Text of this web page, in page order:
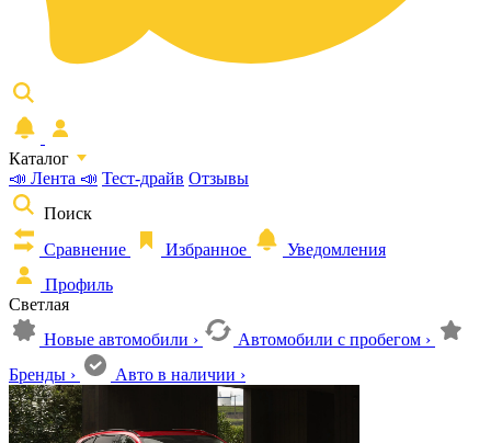
Каталог
📣 Лента 📣 Тест-драйв Отзывы
Поиск
Сравнение
Избранное
Уведомления
Профиль
Светлая
Новые автомобили › Автомобили с пробегом ›
Бренды › Авто в наличии ›